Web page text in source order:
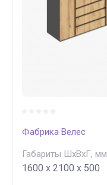
Фабрика Велес
Габариты ШхВхГ, мм
1600 х 2100 х 500